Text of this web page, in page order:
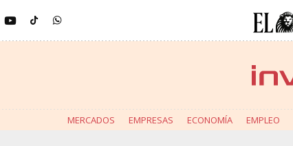
MERCADOS EMPRESAS ECONOMÍA EMPLEO